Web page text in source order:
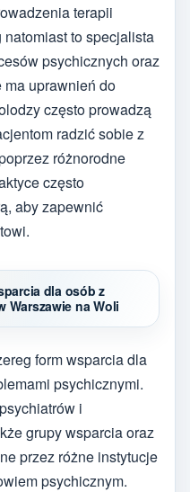
terapii
to specjalista
psychicznych oraz
uprawnień do
często prowadzą
radzić sobie z
różnorodne
często
aby zapewnić
dla osób z
Warszawie na Woli
form wsparcia dla
psychicznymi.
i
grupy wsparcia oraz
przez różne instytucje
psychicznym.